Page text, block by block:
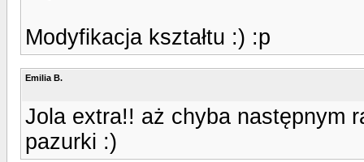
Modyfikacja kształtu :) :p
Emilia B.
Jola extra!! aż chyba następnym
pazurki :)